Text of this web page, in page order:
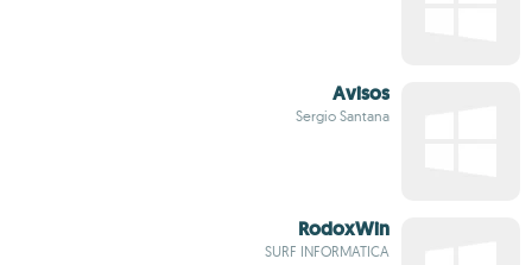
Avisos
Sergio Santana
RodoxWin
SURF INFORMATICA